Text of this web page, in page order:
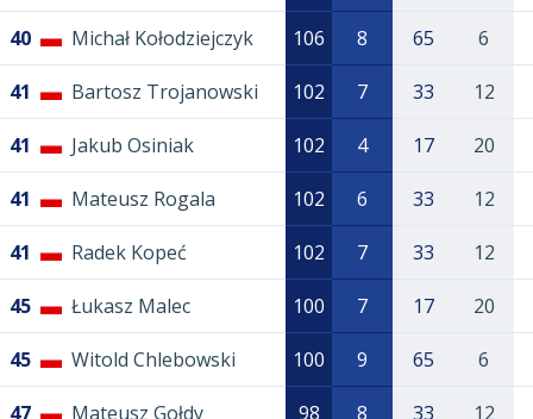
40 Michał Kołodziejczyk 106 8 65 6
41 Bartosz Trojanowski 102 7 33 12
41 Jakub Osiniak 102 4 17 20
41 Mateusz Rogala 102 6 33 12
41 Radek Kopeć 102 7 33 12
45 Łukasz Malec 100 7 17 20
45 Witold Chlebowski 100 9 65 6
47 Mateusz Gołdy 98 8 33 12